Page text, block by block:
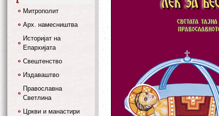
Митрополит
Арх. намесништва
Историјат на
Епархијата
Свештенство
Издаваштво
Православна
Светлина
Цркви и манастири